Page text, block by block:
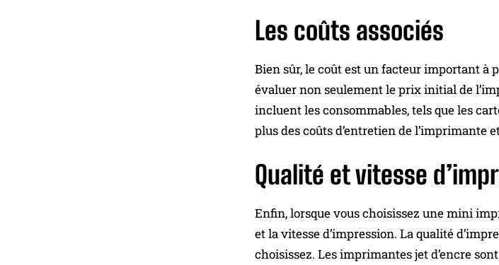
Les coûts associés
Bien sûr, le coût est un facteur important à
évaluer non seulement le prix initial de
incluent les consommables, tels que les
plus des coûts d’entretien de l’imprimante
Qualité et vitesse
Enfin, lorsque vous choisissez une mini
et la vitesse d’impression. La qualité
choisissez. Les imprimantes jet d’encre